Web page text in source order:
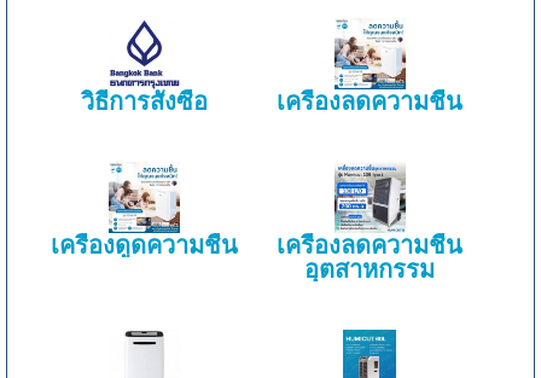
วิธีการสั่งซื้อ เครื่องลดความชื้น
เครื่องดูดความชื้น
เครื่องลดความชื้น
อุตสาหกรรม